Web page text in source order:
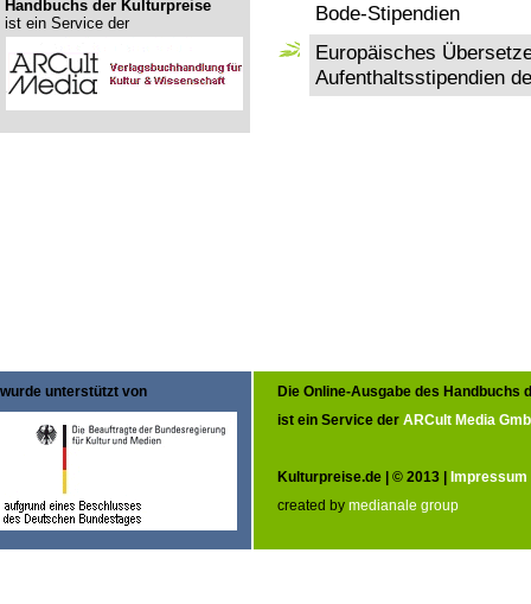
Bode-Stipendien
Europäisches
Aufenthaltsstipendien
Handbuchs der Kulturpreise
ist ein Service der
wurde unterstützt von
Die Online-Ausgabe des Handbuchs
ist ein Service der ARCult Media
Kulturpreise.de | © 2013 | Impressum
created by medianale group